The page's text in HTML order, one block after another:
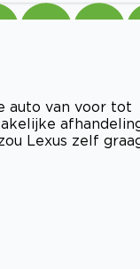
auto van voor tot
Lexus zelf